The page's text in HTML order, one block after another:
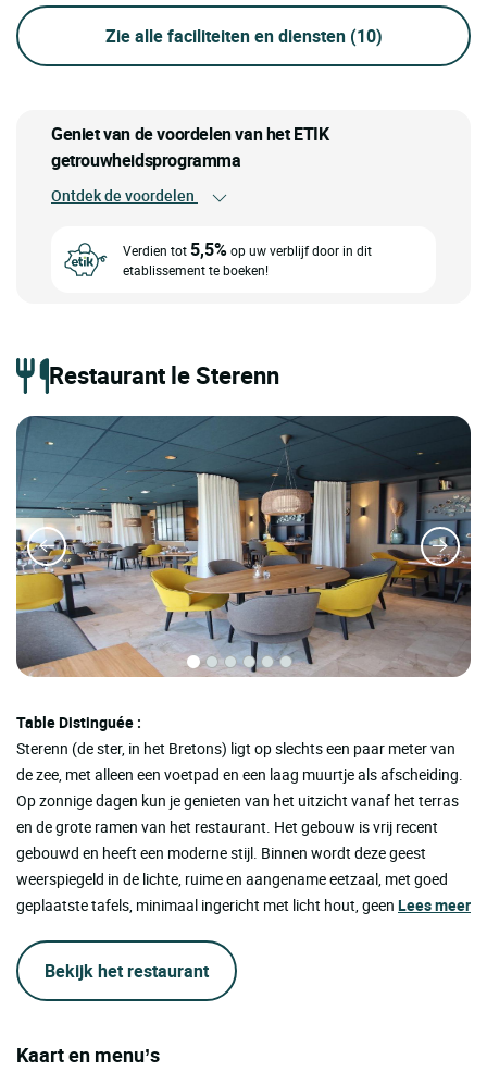
Zie alle faciliteiten en diensten (10)
Geniet van de voordelen van het ETIK
getrouwheidsprogramma
Ontdek de voordelen
Verdien tot 5,5%op uw verblijf door in dit
etablissement te boeken!
Restaurant le Sterenn
Table Distinguée :
Sterenn (de ster, in het Bretons) ligt op slechts een paar meter van
de zee, met alleen een voetpad en een laag muurtje als afscheiding.
Op zonnige dagen kun je genieten van het uitzicht vanaf het terras
en de grote ramen van het restaurant. Het gebouw is vrij recent
gebouwd en heeft een moderne stijl. Binnen wordt deze geest
weerspiegeld in de lichte, ruime en aangename eetzaal, met goed
geplaatste tafels, minimaal ingericht met licht hout, geen Lees meer
Bekijk het restaurant
Kaart en menu’s